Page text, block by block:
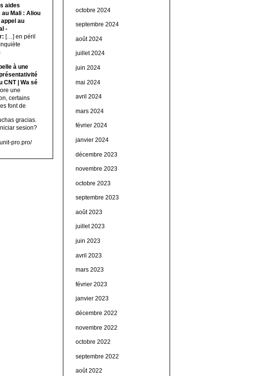
aides
Mali : Aliou
au
-
[…] en péril
à une
CNT | Wa sé
une
certains
font de
gracias.
sesion?
pro.pro/
octobre 2024
septembre 2024
août 2024
juillet 2024
juin 2024
mai 2024
avril 2024
mars 2024
février 2024
janvier 2024
décembre 2023
novembre 2023
octobre 2023
septembre 2023
août 2023
juillet 2023
juin 2023
avril 2023
mars 2023
février 2023
janvier 2023
décembre 2022
novembre 2022
octobre 2022
septembre 2022
août 2022